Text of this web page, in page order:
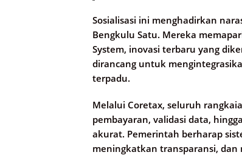
Sosialisasi ini menghadirkan
Bengkulu Satu. Mereka
System, inovasi terbaru yang
dirancang untuk
terpadu.
Melalui Coretax, seluruh
pembayaran, validasi data,
akurat. Pemerintah berharap
meningkatkan transparansi,